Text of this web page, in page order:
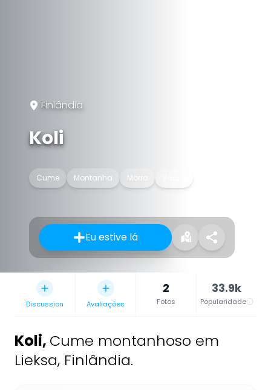
Finlândia
Koli
Cume Montanha Morro
Eu estive lá
Discussion Avaliações
2
Fotos
33.9k
Popularidade
Koli, Cume montanhoso em
Lieksa, Finlândia.